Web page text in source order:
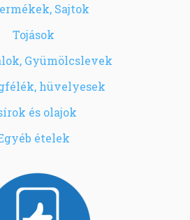
Sajtok
Tojások
Gyümölcslevek
hüvelyesek
és olajok
ételek